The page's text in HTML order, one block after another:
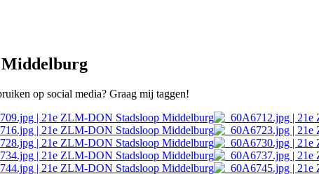
Middelburg
op social media? Graag mij taggen!